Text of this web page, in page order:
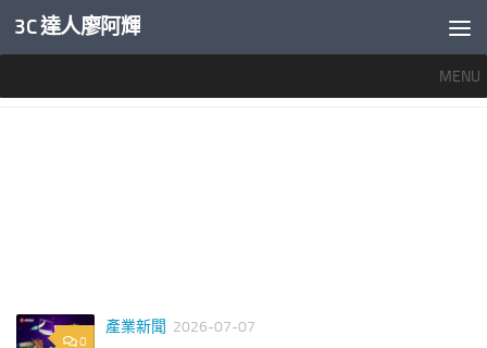
內文下方
3C 達人廖阿輝
MENU
0
產業新聞 2026-07-07